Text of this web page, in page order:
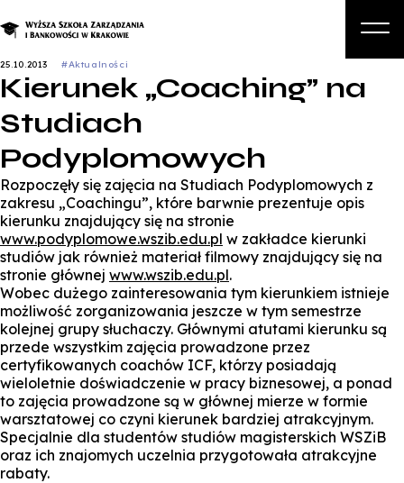
O nas
Studia podyplomowe i kursy
Kandydat
Student
Biznes
Zapisz się na studia
25.10.2013 #Aktualności
Kierunek „Coaching” na
Studiach
Podyplomowych
Rozpoczęły się zajęcia na Studiach Podyplomowych z
zakresu „Coachingu”, które barwnie prezentuje opis
kierunku znajdujący się na stronie
www.podyplomowe.wszib.edu.pl w zakładce kierunki
studiów jak również materiał filmowy znajdujący się na
stronie głównej www.wszib.edu.pl.
Wobec dużego zainteresowania tym kierunkiem istnieje
możliwość zorganizowania jeszcze w tym semestrze
kolejnej grupy słuchaczy. Głównymi atutami kierunku są
przede wszystkim zajęcia prowadzone przez
certyfikowanych coachów ICF, którzy posiadają
wieloletnie doświadczenie w pracy biznesowej, a ponad
to zajęcia prowadzone są w głównej mierze w formie
warsztatowej co czyni kierunek bardziej atrakcyjnym.
Specjalnie dla studentów studiów magisterskich WSZiB
oraz ich znajomych uczelnia przygotowała atrakcyjne
rabaty.